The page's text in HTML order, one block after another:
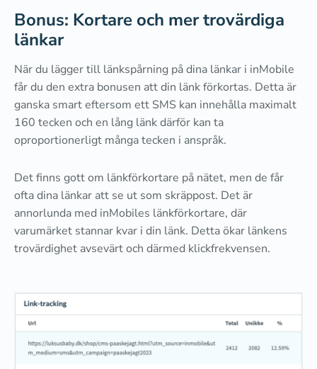
Bonus: Kortare och mer trovärdiga
länkar
När du lägger till länkspårning på dina länkar i inMobile
får du den extra bonusen att din länk förkortas. Detta är
ganska smart eftersom ett SMS kan innehålla maximalt
160 tecken och en lång länk därför kan ta
oproportionerligt många tecken i anspråk.
Det finns gott om länkförkortare på nätet, men de får
ofta dina länkar att se ut som skräppost. Det är
annorlunda med inMobiles länkförkortare, där
varumärket stannar kvar i din länk. Detta ökar länkens
trovärdighet avsevärt och därmed klickfrekvensen.